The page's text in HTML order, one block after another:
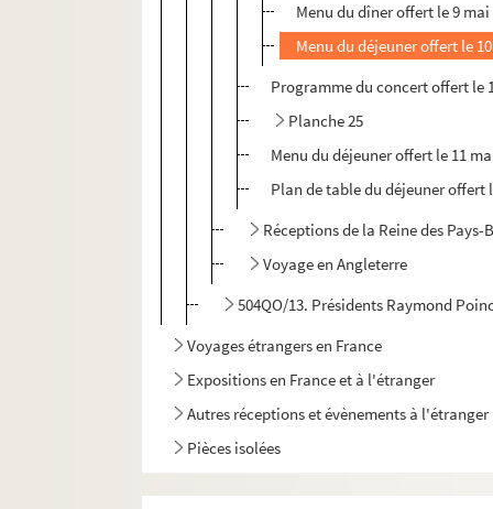
Menu du dîner offert le 9
Menu du déjeuner offert le
Programme du concert offert le
Planche 25
Menu du déjeuner offert le 11
Plan de table du déjeuner offert
Réceptions de la Reine des
Voyage en Angleterre
504QO/13. Présidents Raymond
Voyages étrangers en France
Expositions en France et à l'étranger
Autres réceptions et évènements à l'étranger
Pièces isolées